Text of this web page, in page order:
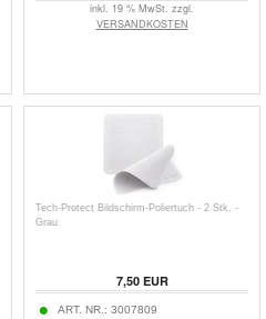
inkl. 19 % MwSt. zzgl.
VERSANDKOSTEN
Tech-Protect Bildschirm-Poliertuch - 2 Stk. -
Grau
7,50EUR
ART. NR.: 3007809